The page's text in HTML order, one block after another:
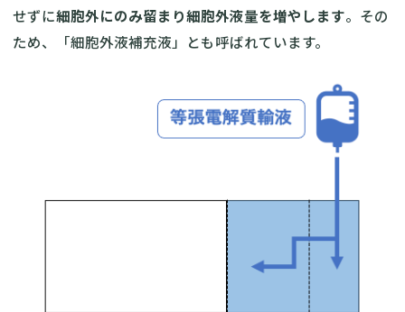
せずに細胞外にのみ留まり細胞外液量を増やします。その
ため、「細胞外液補充液」とも呼ばれています。